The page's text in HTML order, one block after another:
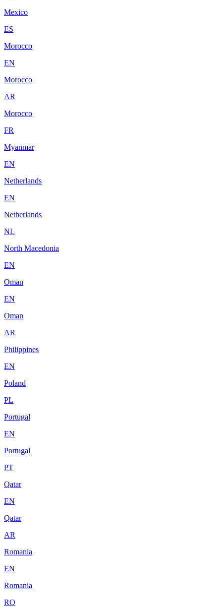
Mexico
ES
Morocco
EN
Morocco
AR
Morocco
FR
Myanmar
EN
Netherlands
EN
Netherlands
NL
North Macedonia
EN
Oman
EN
Oman
AR
Philippines
EN
Poland
PL
Portugal
EN
Portugal
PT
Qatar
EN
Qatar
AR
Romania
EN
Romania
RO